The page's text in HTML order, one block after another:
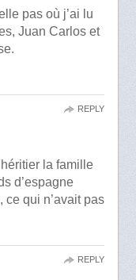
pas où j’ai lu
Juan Carlos et
la famille
d’espagne
qui n’avait pas
REPLY
REPLY